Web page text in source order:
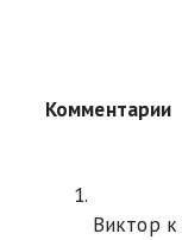
Комментарии
Виктор к